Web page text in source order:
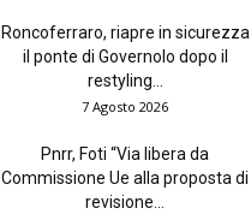
Roncoferraro, riapre in sicurezza
il ponte di Governolo dopo il
restyling...
7 Agosto 2026
Pnrr, Foti “Via libera da
Commissione Ue alla proposta di
revisione...